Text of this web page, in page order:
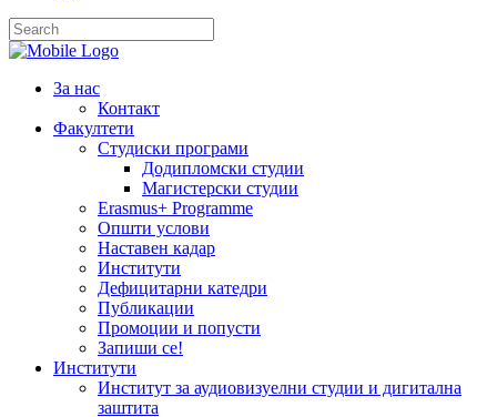
За нас
Контакт
Факултети
Студиски програми
Додипломски студии
Магистерски студии
Erasmus+ Programme
Општи услови
Наставен кадар
Институти
Дефицитарни катедри
Публикации
Промоции и попусти
Запиши се!
Институти
Институт за аудиовизуелни студии и дигитална
заштита